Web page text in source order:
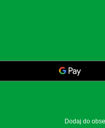
Dodaj do